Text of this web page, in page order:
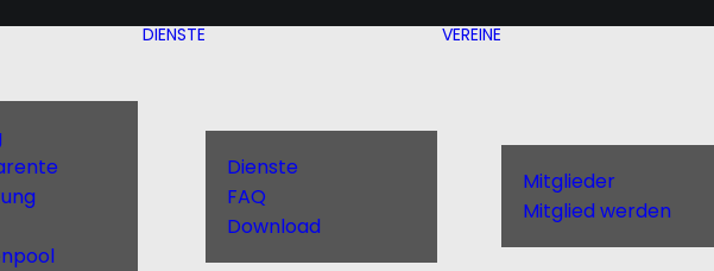
DIENSTE
Dienste
FAQ
Download
VEREINE
Mitglieder
Mitglied werden